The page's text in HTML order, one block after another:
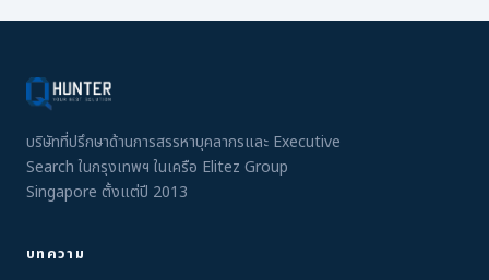
บริษัทที่ปรึกษาด้านการสรรหาบุคลากรและ Executive
Search ในกรุงเทพฯ ในเครือ Elitez Group
Singapore ตั้งแต่ปี 2013
บทความ